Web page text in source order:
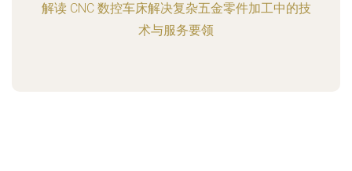
解读 CNC 数控车床解决复杂五金零件加工中的技
术与服务要领